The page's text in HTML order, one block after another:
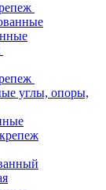
углы, опоры,